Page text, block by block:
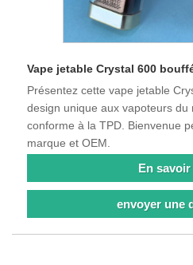
Vape jetable Crystal 600
Présentez cette vape jetable
design unique aux vapoteurs
conforme à la TPD. Bienvenue
marque et OEM.
En
envoyer une